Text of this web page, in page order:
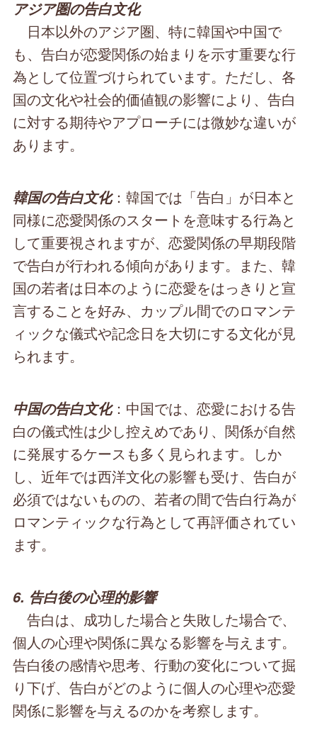
アジア圏の告白文化
日本以外のアジア圏、特に韓国や中国で
も、告白が恋愛関係の始まりを示す重要な行
為として位置づけられています。ただし、各
国の文化や社会的価値観の影響により、告白
に対する期待やアプローチには微妙な違いが
あります。
韓国の告白文化：韓国では「告白」が日本と
同様に恋愛関係のスタートを意味する行為と
して重要視されますが、恋愛関係の早期段階
で告白が行われる傾向があります。また、韓
国の若者は日本のように恋愛をはっきりと宣
言することを好み、カップル間でのロマンテ
ィックな儀式や記念日を大切にする文化が見
られます。
中国の告白文化：中国では、恋愛における告
白の儀式性は少し控えめであり、関係が自然
に発展するケースも多く見られます。しか
し、近年では西洋文化の影響も受け、告白が
必須ではないものの、若者の間で告白行為が
ロマンティックな行為として再評価されてい
ます。
6. 告白後の心理的影響
告白は、成功した場合と失敗した場合で、
個人の心理や関係に異なる影響を与えます。
告白後の感情や思考、行動の変化について掘
り下げ、告白がどのように個人の心理や恋愛
関係に影響を与えるのかを考察します。